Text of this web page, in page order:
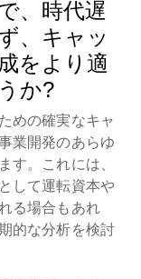
、時代遅
、キャッ
をより適
か?
めの確実なキャ
業開発のあらゆ
す。これには、
して運転資本や
る場合もあれ
的な分析を検討